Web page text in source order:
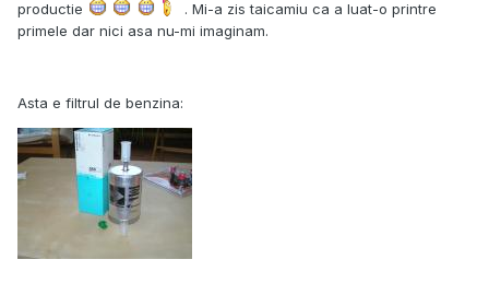
productie
. Mi-a zis taicamiu ca a luat-o printre
primele dar nici asa nu-mi imaginam.
Asta e filtrul de benzina: